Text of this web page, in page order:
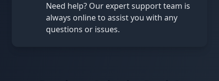
Need help? Our expert support team is
always online to assist you with any
questions or issues.